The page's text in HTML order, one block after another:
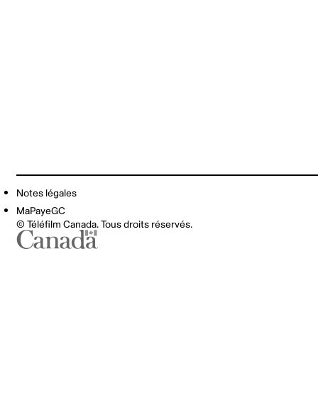
Notes légales
MaPayeGC
© Téléfilm Canada. Tous droits réservés.